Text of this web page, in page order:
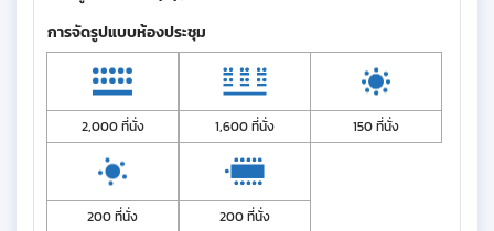
การจัดรูปแบบห้องประชุม
2,000 ที่นั่ง 1,600 ที่นั่ง 150 ที่นั่ง
200 ที่นั่ง 200 ที่นั่ง